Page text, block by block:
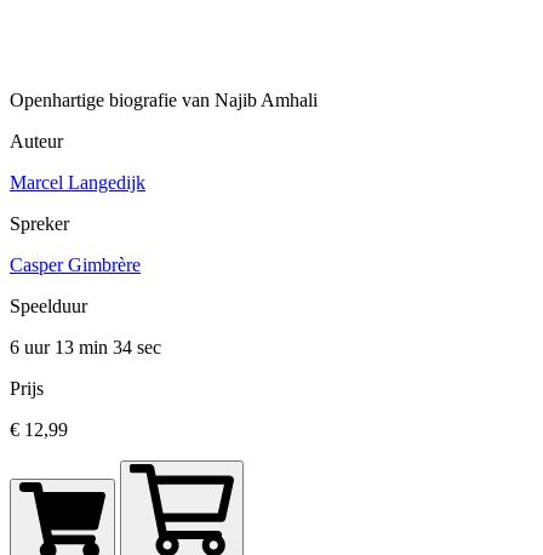
Openhartige biografie van Najib Amhali
Auteur
Marcel Langedijk
Spreker
Casper Gimbrère
Speelduur
6 uur 13 min 34 sec
Prijs
€ 12,99